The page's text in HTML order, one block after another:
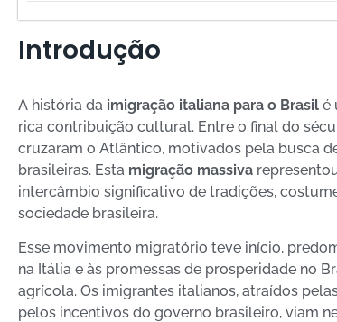
Introdução
A história da imigração italiana para o Brasil é
rica contribuição cultural. Entre o final do
cruzaram o Atlântico, motivados pela busca
brasileiras. Esta migração massiva
intercâmbio significativo de tradições,
sociedade brasileira.
Esse movimento migratório teve início,
na Itália e às promessas de prosperidade no
agrícola. Os imigrantes italianos, atraídos
pelos incentivos do governo brasileiro, viam